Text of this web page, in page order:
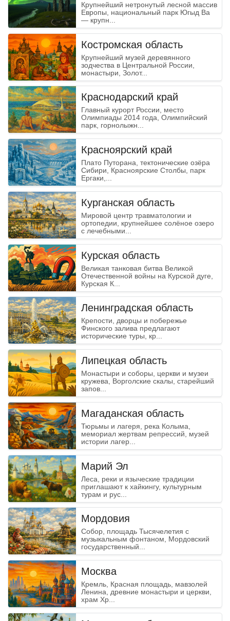
Крупнейший нетронутый лесной массив
Европы, национальный парк Югыд Ва
— крупн...
Костромская область
Крупнейший музей деревянного
зодчества в Центральной России,
монастыри, Золот...
Краснодарский край
Главный курорт России, место
Олимпиады 2014 года, Олимпийский
парк, горнолыжн...
Красноярский край
Плато Путорана, тектонические озёра
Сибири, Красноярские Столбы, парк
Ергаки,...
Курганская область
Мировой центр травматологии и
ортопедии, крупнейшее солёное озеро
с лечебными...
Курская область
Великая танковая битва Великой
Отечественной войны на Курской дуге,
Курская К...
Ленинградская область
Крепости, дворцы и побережье
Финского залива предлагают
исторические туры, кр...
Липецкая область
Монастыри и соборы, церкви и музеи
кружева, Ворголские скалы, старейший
запов...
Магаданская область
Тюрьмы и лагеря, река Колыма,
мемориал жертвам репрессий, музей
истории лагер...
Марий Эл
Леса, реки и языческие традиции
приглашают к хайкингу, культурным
турам и рус...
Мордовия
Собор, площадь Тысячелетия с
музыкальным фонтаном, Мордовский
государственный...
Москва
Кремль, Красная площадь, мавзолей
Ленина, древние монастыри и церкви,
храм Хр...